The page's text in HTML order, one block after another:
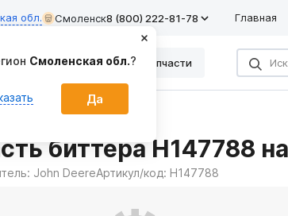
обл. Смоленск8 (800) 222-81-78 Главная
Каталог Запчасти
биттера H147788
John DeereАртикул/код: H147788
Смоленская обл.?
Да